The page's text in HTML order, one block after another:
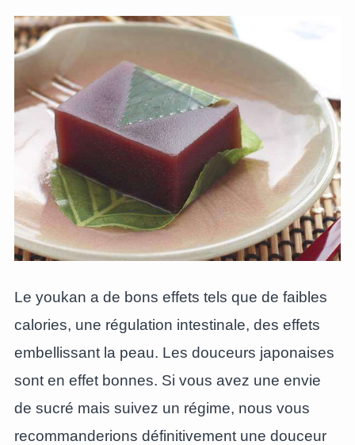
Le youkan a de bons effets tels que de faibles
calories, une régulation intestinale, des effets
embellissant la peau. Les douceurs japonaises
sont en effet bonnes. Si vous avez une envie
de sucré mais suivez un régime, nous vous
recommanderions définitivement une douceur